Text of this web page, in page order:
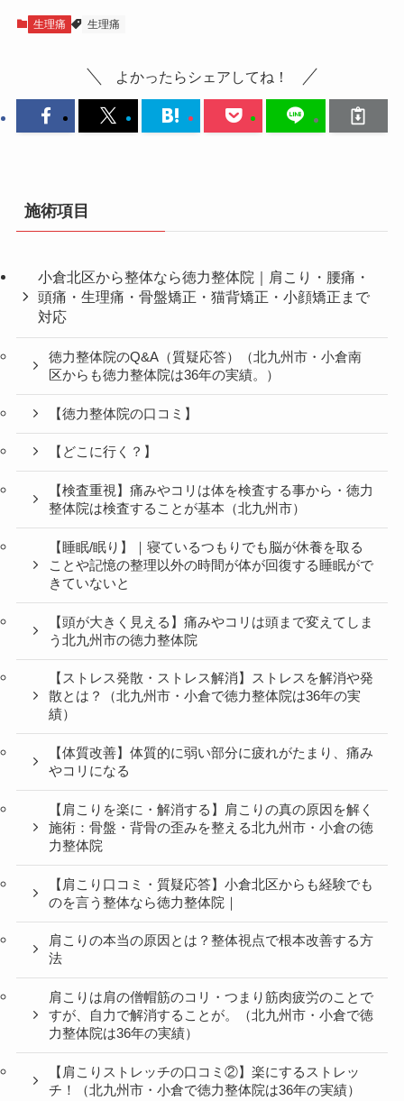
生理痛 生理痛
よかったらシェアしてね！
施術項目
小倉北区から整体なら徳力整体院｜肩こり・腰痛・
頭痛・生理痛・骨盤矯正・猫背矯正・小顔矯正まで
対応
徳力整体院のQ&A（質疑応答）（北九州市・小倉南
区からも徳力整体院は36年の実績。）
【徳力整体院の口コミ】
【どこに行く？】
【検査重視】痛みやコリは体を検査する事から・徳力
整体院は検査することが基本（北九州市）
【睡眠/眠り】｜寝ているつもりでも脳が休養を取る
ことや記憶の整理以外の時間が体が回復する睡眠がで
きていないと
【頭が大きく見える】痛みやコリは頭まで変えてしま
う北九州市の徳力整体院
【ストレス発散・ストレス解消】ストレスを解消や発
散とは？（北九州市・小倉で徳力整体院は36年の実
績）
【体質改善】体質的に弱い部分に疲れがたまり、痛み
やコリになる
【肩こりを楽に・解消する】肩こりの真の原因を解く
施術：骨盤・背骨の歪みを整える北九州市・小倉の徳
力整体院
【肩こり口コミ・質疑応答】小倉北区からも経験でも
のを言う整体なら徳力整体院｜
肩こりの本当の原因とは？整体視点で根本改善する方
法
肩こりは肩の僧帽筋のコリ・つまり筋肉疲労のことで
すが、自力で解消することが。（北九州市・小倉で徳
力整体院は36年の実績）
【肩こりストレッチの口コミ②】楽にするストレッ
チ！（北九州市・小倉で徳力整体院は36年の実績）